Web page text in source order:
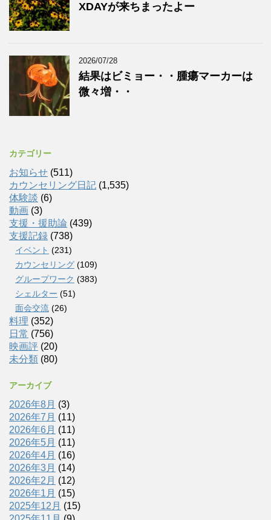
XDAYが来ちまったよー
2026/07/28
結果はビミョー・・腫瘍マーカーは
微々増・・
カテゴリー
お知らせ (511)
カウンセリング日記 (1,535)
体験談 (6)
動画 (3)
支援・援助論 (439)
支援記録 (738)
イベント (231)
カウンセリング (109)
グループワーク (383)
シェルター (51)
面会交流 (26)
料理 (352)
日常 (756)
映画評 (20)
未分類 (80)
アーカイブ
2026年8月 (3)
2026年7月 (11)
2026年6月 (11)
2026年5月 (11)
2026年4月 (16)
2026年3月 (14)
2026年2月 (12)
2026年1月 (15)
2025年12月 (15)